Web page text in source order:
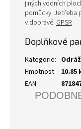
jiných vodních
pomůcky. Je třeba
v dopravě. GPSR
Doplňkové
Kategorie:
Hmotnost:
10.85
EAN: